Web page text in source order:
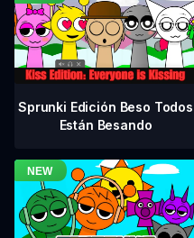
Sprunki Edición Beso Todos
Están Besando